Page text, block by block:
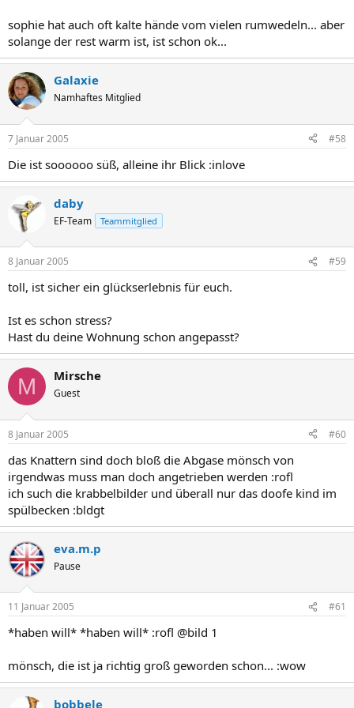
sophie hat auch oft kalte hände vom vielen rumwedeln... aber
solange der rest warm ist, ist schon ok...
Galaxie
Namhaftes Mitglied
7 Januar 2005 #58
Die ist soooooo süß, alleine ihr Blick :inlove
daby
EF-Team Teammitglied
8 Januar 2005 #59
toll, ist sicher ein glückserlebnis für euch.
Ist es schon stress?
Hast du deine Wohnung schon angepasst?
M Mirsche
Guest
8 Januar 2005 #60
das Knattern sind doch bloß die Abgase mönsch von
irgendwas muss man doch angetrieben werden :rofl
ich such die krabbelbilder und überall nur das doofe kind im
spülbecken :bldgt
eva.m.p
Pause
11 Januar 2005 #61
*haben will* *haben will* :rofl @bild 1
mönsch, die ist ja richtig groß geworden schon... :wow
bobbele